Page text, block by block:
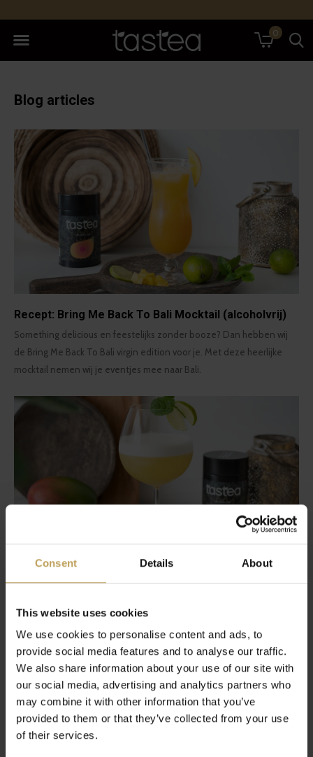
Consent Details About
This website uses cookies
We use cookies to personalise content and ads, to
provide social media features and to analyse our traffic.
We also share information about your use of our site with
our social media, advertising and analytics partners who
may combine it with other information that you’ve
provided to them or that they’ve collected from your use
of their services.
0
Blog articles
Recept: Bring Me Back To Bali Mocktail (alcoholvrij)
Something delicious en feestelijks zonder booze? Dan hebben wij
de Bring Me Back To Bali virgin edition voor je. Met deze heerlijke
mocktail nemen wij je eventjes mee naar Bali.
Recept: Bring Me Back To Bali Cocktail
met iets speciaals aan komen. We got you! Met deze heerlijke
cocktail neem jij ze eventjes mee naar Bali. Terwijl je de eerste slok
neemt verandert je tuin in een jungle, voel je het witte zand tussen
je tenen en hoor je het ritselen van de palmbomen.